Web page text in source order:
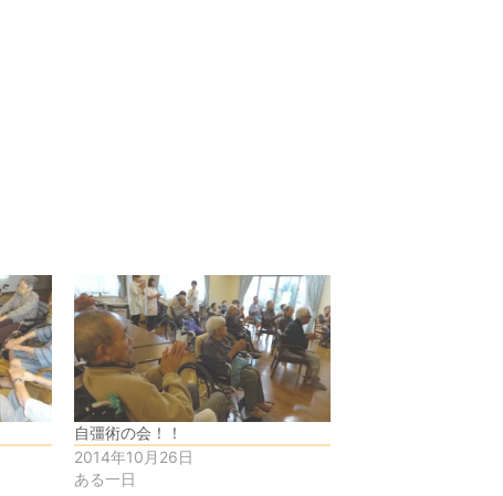
自彊術の会！！
2014年10月26日
ある一日